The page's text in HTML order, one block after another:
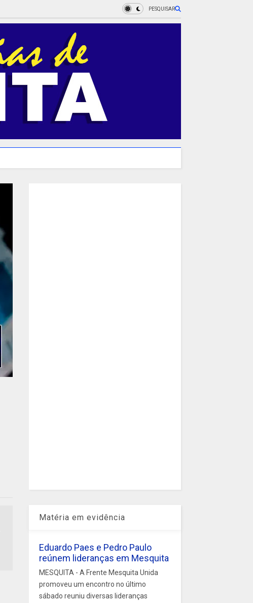
PESQUISAR
Matéria em evidência
Eduardo Paes e Pedro Paulo
reúnem lideranças em Mesquita
MESQUITA - A Frente Mesquita Unida
promoveu um encontro no último
sábado reuniu diversas lideranças